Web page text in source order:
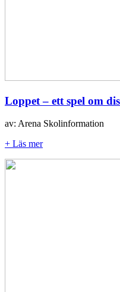
Loppet – ett spel om
av: Arena Skolinformation
+ Läs mer